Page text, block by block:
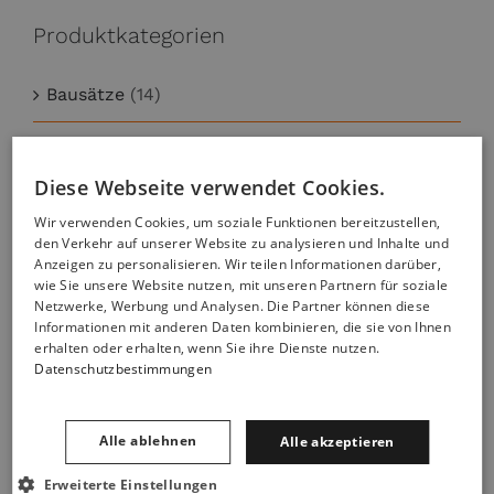
Produktkategorien
Bausätze (14)
Grillen & BBQ (77)
Holzbacköfen - Direkt befeuert (32)
Holzbacköfen - Indirekt befeuert (23)
Holzbackofen auf Kunden Wunsch
Kaminöfen und Pelletbrenner (11)
Diese Webseite verwendet Cookies.
Wir verwenden Cookies, um soziale Funktionen bereitzustellen,
den Verkehr auf unserer Website zu analysieren und Inhalte und
Anzeigen zu personalisieren. Wir teilen Informationen darüber,
wie Sie unsere Website nutzen, mit unseren Partnern für soziale
Netzwerke, Werbung und Analysen. Die Partner können diese
Informationen mit anderen Daten kombinieren, die sie von Ihnen
erhalten oder erhalten, wenn Sie ihre Dienste nutzen.
Datenschutzbestimmungen
Alle akzeptieren
Alle ablehnen
Erweiterte Einstellungen